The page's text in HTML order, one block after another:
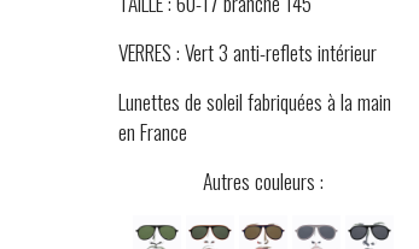
VERRES : Vert 3 anti-reflets intérieur
Lunettes de soleil fabriquées à la main
en France
Autres couleurs :